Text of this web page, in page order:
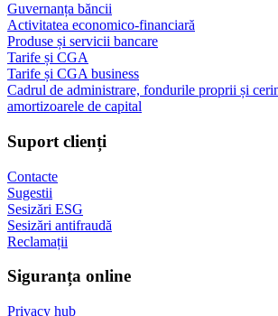
Guvernanța băncii
Activitatea economico-financiară
Produse și servicii bancare
Tarife și CGA
Tarife și CGA business
Cadrul de administrare, fondurile proprii și
amortizoarele de capital
Suport clienți
Contacte
Sugestii
Sesizări ESG
Sesizări antifraudă
Reclamații
Siguranța online
Privacy hub